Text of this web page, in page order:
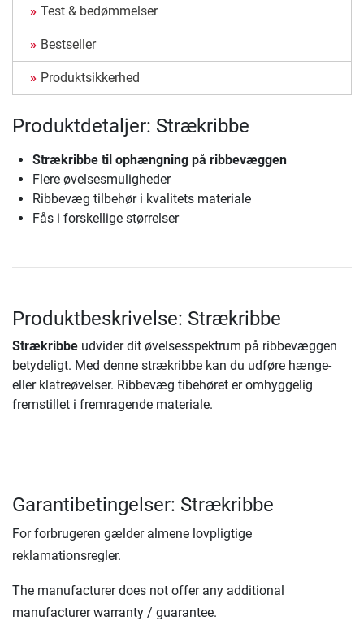
Test & bedømmelser
Bestseller
Produktsikkerhed
Produktdetaljer: Strækribbe
Strækribbe til ophængning på ribbevæggen
Flere øvelsesmuligheder
Ribbevæg tilbehør i kvalitets materiale
Fås i forskellige størrelser
Produktbeskrivelse: Strækribbe
Strækribbe udvider dit øvelsesspektrum på ribbevæggen
betydeligt. Med denne strækribbe kan du udføre hænge-
eller klatreøvelser. Ribbevæg tibehøret er omhyggelig
fremstillet i fremragende materiale.
Garantibetingelser: Strækribbe
For forbrugeren gælder almene lovpligtige
reklamationsregler.
The manufacturer does not offer any additional
manufacturer warranty / guarantee.